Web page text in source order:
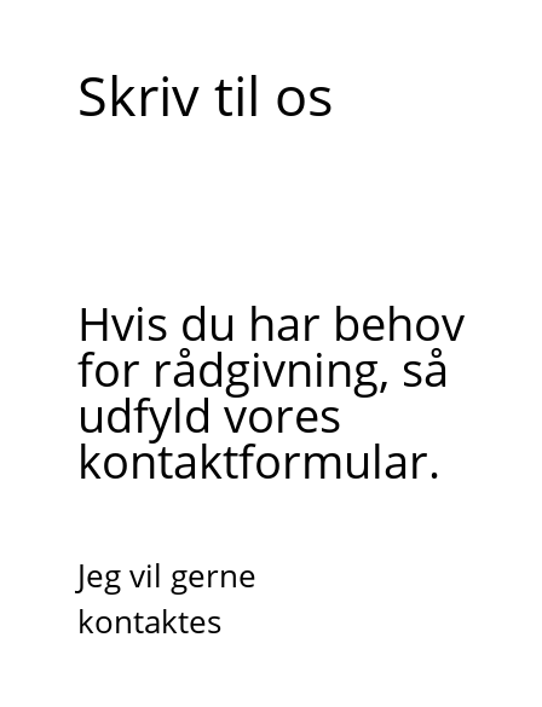
Skriv til os
Hvis du har behov
for rådgivning, så
udfyld vores
kontaktformular.
Jeg vil gerne
kontaktes